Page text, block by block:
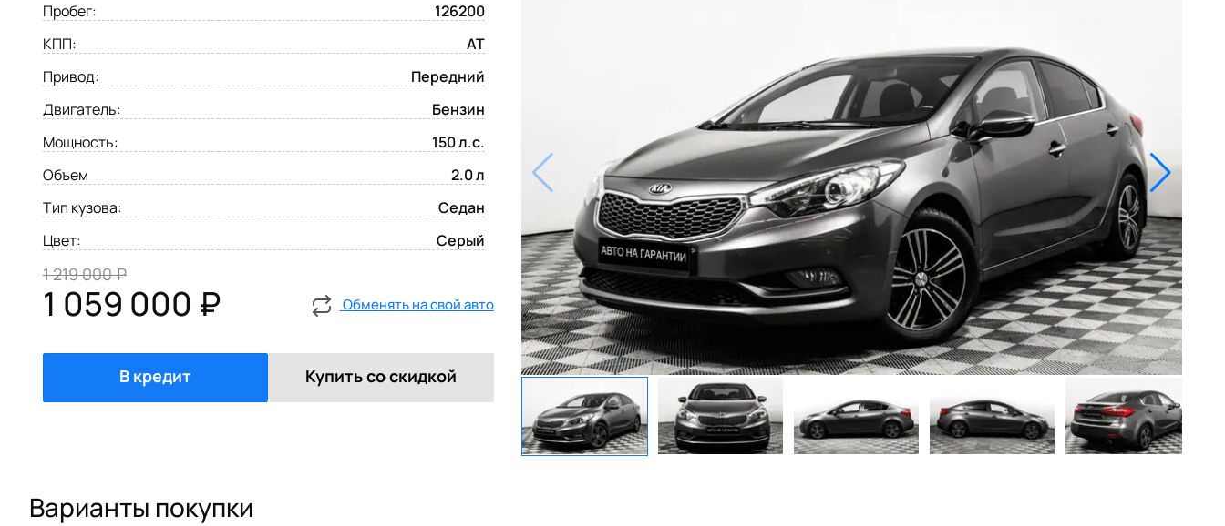
Пробег:
126200
КПП:
AT
Привод:
Передний
Двигатель:
Бензин
Мощность:
150 л.с.
Объем
2.0 л
Тип кузова:
Седан
Цвет:
Серый
1 219 000 ₽
1 059 000 ₽ Обменять на свой авто
В кредит Купить со скидкой
Варианты покупки